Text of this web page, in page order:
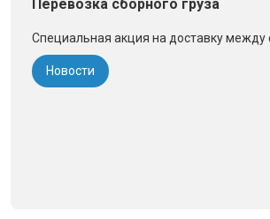
Перевозка сборного груза
Специальная акция на доставку между
Новости